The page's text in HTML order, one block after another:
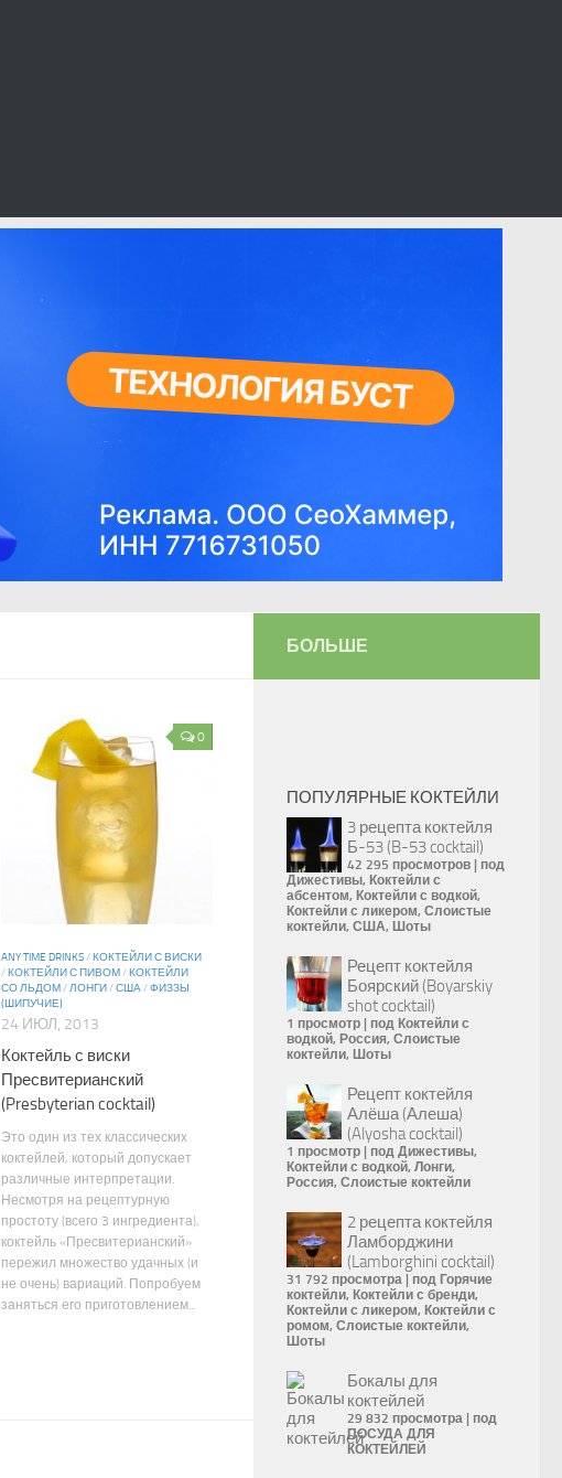
0
ANY TIME DRINKS/КОКТЕЙЛИ С ВИСКИ
/КОКТЕЙЛИ С ПИВОМ/КОКТЕЙЛИ
СО ЛЬДОМ/ЛОНГИ/США/ФИЗЗЫ
(ШИПУЧИЕ)
24 ИЮЛ, 2013
Коктейль с виски
Пресвитерианский
(Presbyterian cocktail)
Это один из тех классических
коктейлей, который допускает
различные интерпретации.
Несмотря на рецептурную
простоту (всего 3 ингредиента),
коктейль «Пресвитерианский»
пережил множество удачных (и
не очень) вариаций. Попробуем
заняться его приготовлением...
БОЛЬШЕ
ПОПУЛЯРНЫЕ КОКТЕЙЛИ
3 рецепта коктейля
Б-53 (B-53 cocktail)
42 295 просмотров
под
Дижестивы, Коктейли с
абсентом, Коктейли с водкой,
Коктейли с ликером, Слоистые
коктейли, США, Шоты
Рецепт коктейля
Боярский (Boyarskiy
shot cocktail)
1 просмотр под Коктейли с
водкой, Россия, Слоистые
коктейли, Шоты
Рецепт коктейля
Алёша (Алеша)
(Alyosha cocktail)
1 просмотр под Дижестивы,
Коктейли с водкой, Лонги,
Россия, Слоистые коктейли
2 рецепта коктейля
Ламборджини
(Lamborghini cocktail)
31 792 просмотра под Горячие
коктейли, Коктейли с бренди,
Коктейли с ликером, Коктейли с
ромом, Слоистые коктейли,
Шоты
Бокалы для
коктейлей
29 832 просмотра
под
ПОСУДА ДЛЯ
КОКТЕЙЛЕЙ